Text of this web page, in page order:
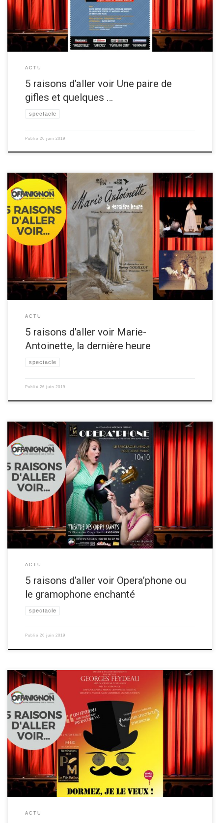
que tous […]
ACTU
5 raisons d’aller voir Une paire de
gifles et quelques …
spectacle
Publié 26 juin 2019
La metteuse en scène Bunny Godillot vous donne ses 5 raisons d’aller
voir le spectacle de théâtre “Marie-Antoinette, la dernière heure“ au
festival OFF d’Avignon 2019. Découvrez les raisons ci-dessous ▼ Les 5
raisons de voir Marie-Antoinette, la dernière heure Raison 1 Une autre
vision d’un personnage aussi méconnu qu’iconique […]
ACTU
5 raisons d’aller voir Marie-
Antoinette, la dernière heure
spectacle
Publié 26 juin 2019
La compagnie Vocevita vous donne ses 5 raisons d’aller voir leur
spectacle musical tous publics “Opera’phone ou le gramophone
enchanté“ au festival OFF d’Avignon 2019! Opera’phone est une
découverte de la voix et de l’opéra. Drôle et interactif, ce spectacle,
adapté à tous, vous régalera les oreilles… et les papilles […]
ACTU
5 raisons d’aller voir Opera’phone ou
le gramophone enchanté
spectacle
Publié 26 juin 2019
Un(e) spectateur/spectatrice, faisant parti de Zenitude Profonde le mag,
vous donne ses 5 raisons d’aller voir le spectacle de théâtre
humoristique “Dormez je le veux“ au festival OFF d’Avignon 2019! Une
pièce de la compagnie Saynète et sans bavure, par l’auteur Georges
Feydeau. Découvrez les raisons ci-dessous ▼ Les 5 […]
ACTU